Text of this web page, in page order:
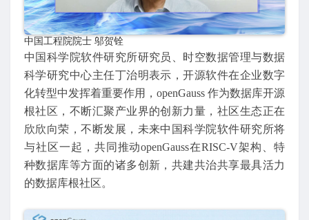
中国工程院院士 邬贺铨
中国科学院软件研究所研究员、时空数据管理与数据
科学研究中心主任丁治明表示，开源软件在企业数字
化转型中发挥着重要作用，openGauss 作为数据库开源
根社区，不断汇聚产业界的创新力量，社区生态正在
欣欣向荣，不断发展，未来中国科学院软件研究所将
与社区一起，共同推动openGauss在RISC-V架构、特
种数据库等方面的诸多创新，共建共治共享最具活力
的数据库根社区。